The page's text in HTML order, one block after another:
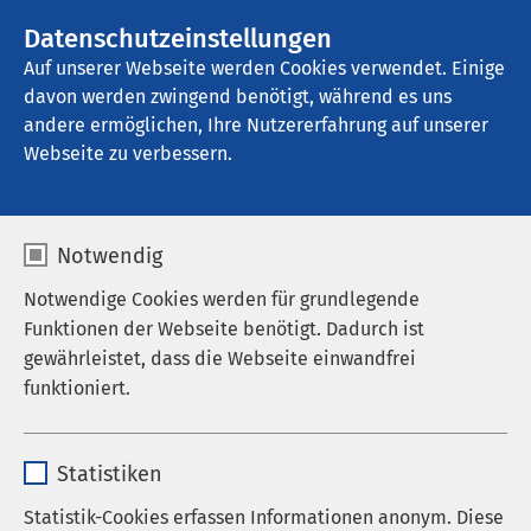
Datenschutzeinstellungen
Auf unserer Webseite werden Cookies verwendet. Einige
davon werden zwingend benötigt, während es uns
andere ermöglichen, Ihre Nutzererfahrung auf unserer
Webseite zu verbessern.
Notwendig
Notwendige Cookies werden für grundlegende
Funktionen der Webseite benötigt. Dadurch ist
gewährleistet, dass die Webseite einwandfrei
funktioniert.
Anbieter sgalinski
Statistiken
Statistik-Cookies erfassen Informationen anonym. Diese
AMEOS Klinikum Inntal - Klinik für
Familienpsychosomatik
Pressemitteilungen
26.08.2025
Josephs-Hospital Warendorf